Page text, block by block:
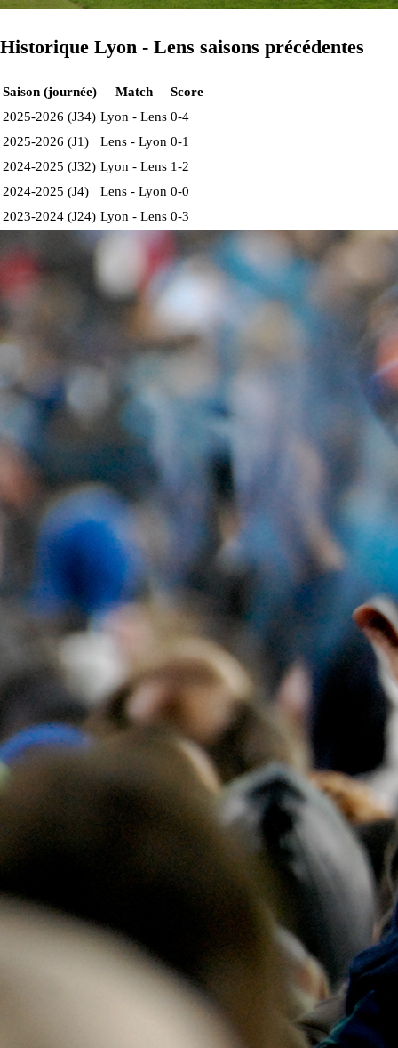
Historique Lyon - Lens saisons précédentes
Saison (journée) Match
Score
2025-2026 (J34) Lyon - Lens 0-4
2025-2026 (J1)
Lens - Lyon 0-1
2024-2025 (J32) Lyon - Lens 1-2
2024-2025 (J4)
Lens - Lyon 0-0
2023-2024 (J24) Lyon - Lens 0-3